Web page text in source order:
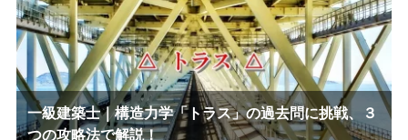
一級建築士｜構造力学「トラス」の過去問に挑戦、３
つの攻略法で解説！